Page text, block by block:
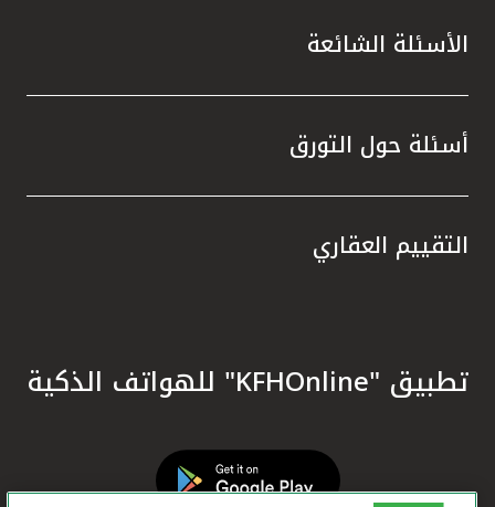
الأسئلة الشائعة
أسئلة حول التورق
التقييم العقاري
تطبيق "KFHOnline" للهواتف الذكية